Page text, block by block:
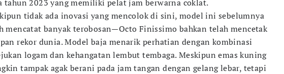
tahun 2023 yang memiliki pelat jam berwarna coklat.
tidak ada inovasi yang mencolok di sini, model ini sebelumnya
mencatat banyak terobosan—Octo Finissimo bahkan telah mencetak
rekor dunia. Model baja menarik perhatian dengan kombinasi
logam dan kehangatan lembut tembaga. Meskipun emas kuning
tampak agak berani pada jam tangan dengan gelang lebar, tetapi